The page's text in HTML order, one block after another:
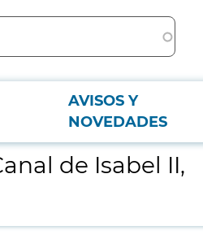
AVISOS Y
NOVEDADES
de Isabel II,